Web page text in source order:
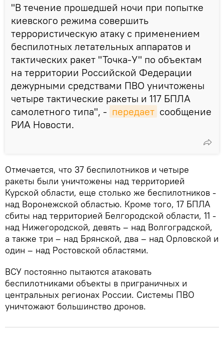
"В течение прошедшей ночи при попытке
киевского режима совершить
террористическую атаку с применением
беспилотных летательных аппаратов и
тактических ракет "Точка-У" по объектам
на территории Российской Федерации
дежурными средствами ПВО уничтожены
четыре тактические ракеты и 117 БПЛА
самолетного типа", - передает сообщение
РИА Новости.
Отмечается, что 37 беспилотников и четыре
ракеты были уничтожены над территорией
Курской области, еще столько же беспилотников -
над Воронежской областью. Кроме того, 17 БПЛА
сбиты над территорией Белгородской области, 11 -
над Нижегородской, девять – над Волгоградской,
а также три – над Брянской, два – над Орловской и
один – над Ростовской областями.
ВСУ постоянно пытаются атаковать
беспилотниками объекты в приграничных и
центральных регионах России. Системы ПВО
уничтожают большинство дронов.